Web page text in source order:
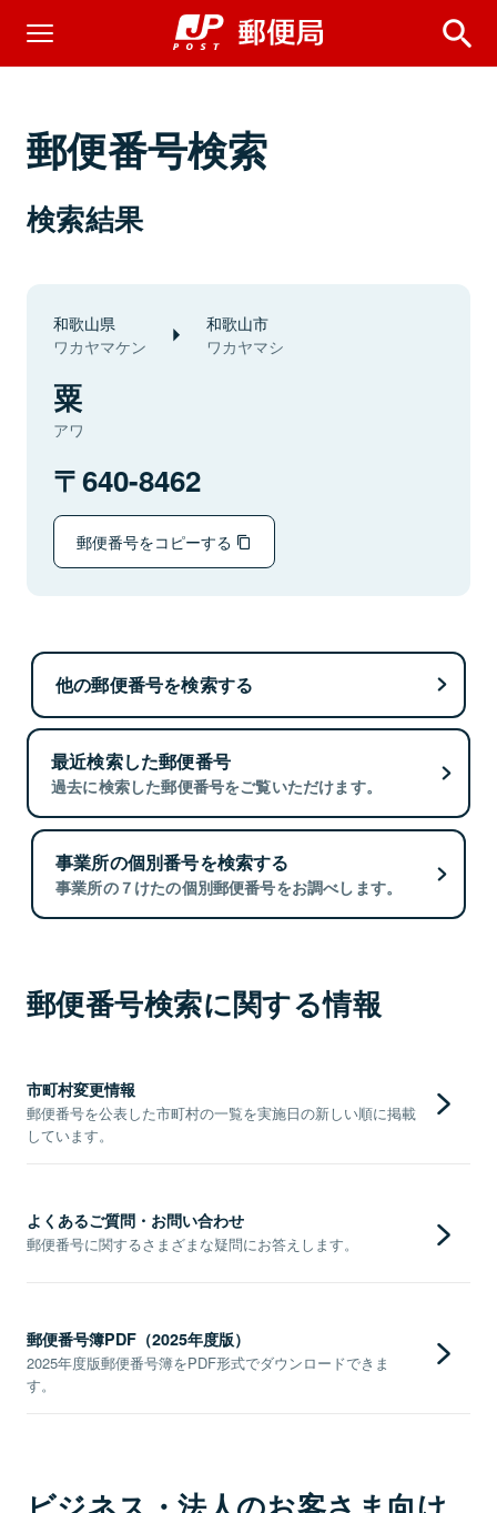
郵便番号検索
検索結果
和歌山県
ワカヤマケン
和歌山市
ワカヤマシ
粟
アワ
640-8462
郵便番号をコピーする
他の郵便番号を検索する
最近検索した郵便番号
過去に検索した郵便番号をご覧いただけます。
事業所の個別番号を検索する
事業所の７けたの個別郵便番号をお調べします。
郵便番号検索に関する情報
市町村変更情報
郵便番号を公表した市町村の一覧を実施日の新しい順に掲載
しています。
よくあるご質問・お問い合わせ
郵便番号に関するさまざまな疑問にお答えします。
郵便番号簿PDF（2025年度版）
2025年度版郵便番号簿をPDF形式でダウンロードできま
す。